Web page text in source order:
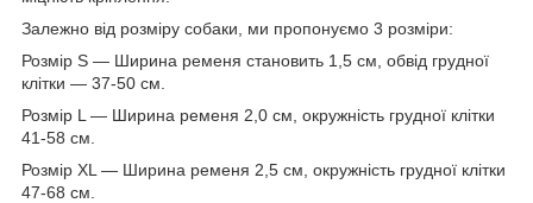
Залежно від розміру собаки, ми пропонуємо 3 розміри:
Розмір S — Ширина ременя становить 1,5 см, обвід грудної
клітки — 37-50 см.
Розмір L — Ширина ременя 2,0 см, окружність грудної клітки
41-58 см
Розмір XL — Ширина ременя 2,5 см, окружність грудної клітки
47-68 см.